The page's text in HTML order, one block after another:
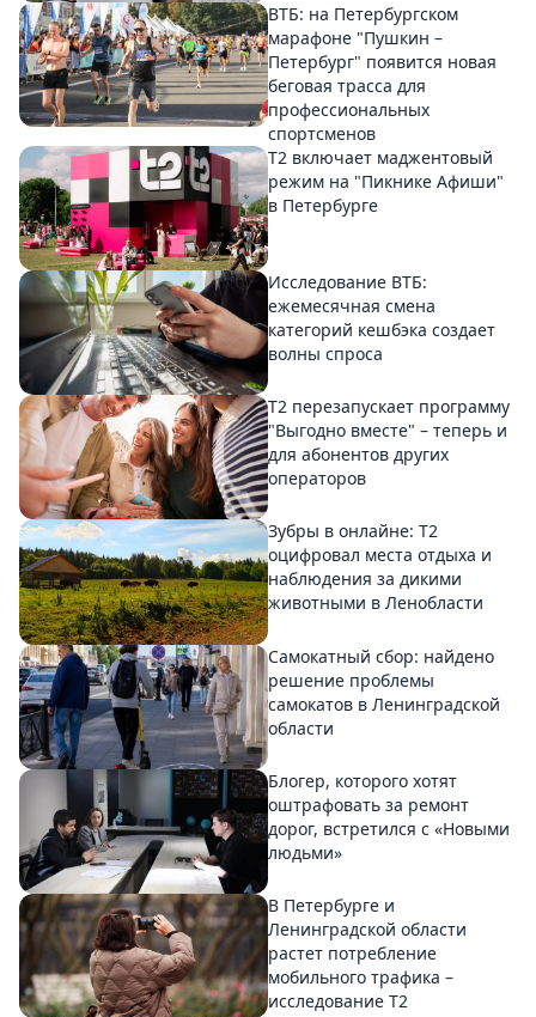
ВТБ: на Петербургском
марафоне "Пушкин –
Петербург" появится новая
беговая трасса для
профессиональных
спортсменов
Т2 включает маджентовый
режим на "Пикнике Афиши"
в Петербурге
Исследование ВТБ:
ежемесячная смена
категорий кешбэка создает
волны спроса
Т2 перезапускает программу
"Выгодно вместе" – теперь и
для абонентов других
операторов
Зубры в онлайне: Т2
оцифровал места отдыха и
наблюдения за дикими
животными в Ленобласти
Самокатный сбор: найдено
решение проблемы
самокатов в Ленинградской
области
Блогер, которого хотят
оштрафовать за ремонт
дорог, встретился с «Новыми
людьми»
В Петербурге и
Ленинградской области
растет потребление
мобильного трафика –
исследование T2